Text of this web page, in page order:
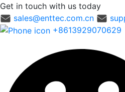
Get in touch with us today
sales@enttec.com.cn
+8613929070629